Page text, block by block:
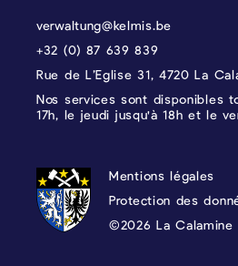
verwaltung@kelmis.be
+32 (0) 87 639 839
Rue de L’Eglise 31, 4720 La
Nos services sont disponibles
17h, le jeudi jusqu'à 18h et le
PROTECTION DES
Mentions légales
Protection des
©2026 La Calamine